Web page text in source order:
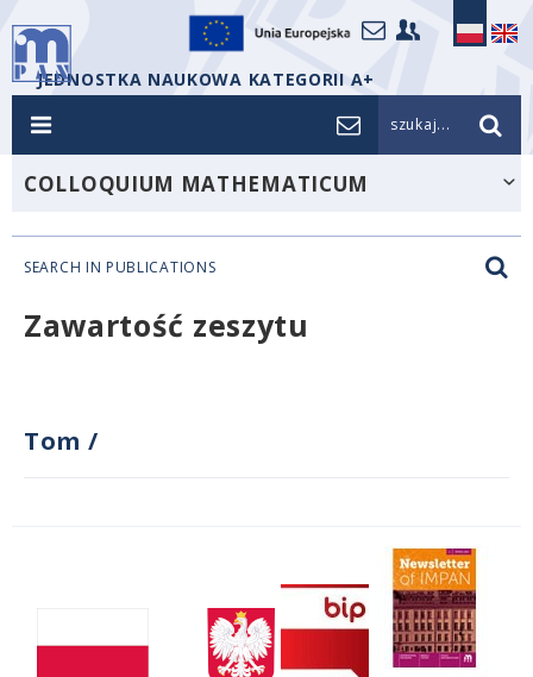
JEDNOSTKA NAUKOWA KATEGORII A+
szukaj...
COLLOQUIUM MATHEMATICUM
SEARCH IN PUBLICATIONS
Zawartość zeszytu
Tom /